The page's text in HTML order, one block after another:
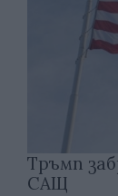
Тръмп
САЩ